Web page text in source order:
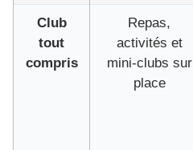
Club
tout
compris
Repas,
activités et
mini-clubs sur
place